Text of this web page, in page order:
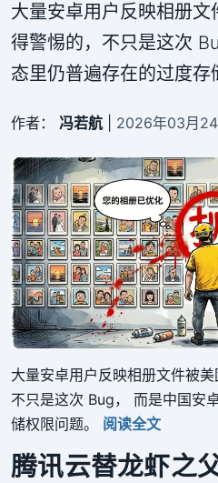
大量安卓用户反映相册
得警惕的，不只是这次
态里仍普遍存在的过度存
作者： 冯若航 2026年03月24
大量安卓用户反映相册文件被美
不只是这次 Bug， 而是中国安
储权限问题。 阅读全文
腾讯云替龙虾之